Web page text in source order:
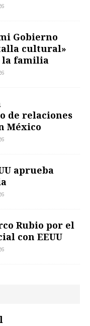
Gobierno
cultural»
la familia
de relaciones
México
aprueba
Rubio por el
con EEUU